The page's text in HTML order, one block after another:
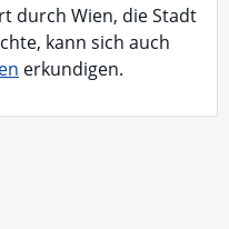
durch Wien, die Stadt
kann sich auch
erkundigen.